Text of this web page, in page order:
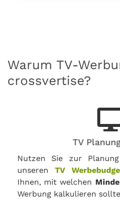
Warum TV-
crossvertise?
TV
Nutzen Sie zur
unseren TV
Ihnen, mit welchen
Werbung kalkulieren